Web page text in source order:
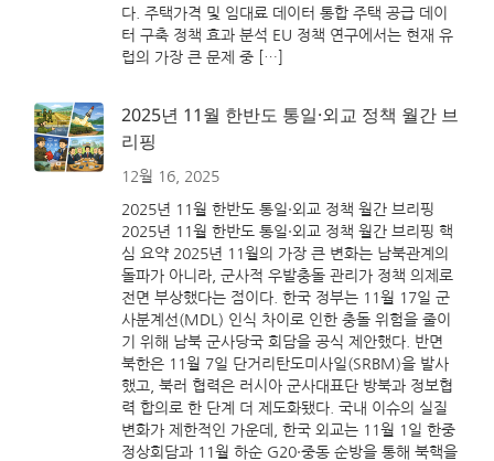
다. 주택가격 및 임대료 데이터 통합 주택 공급 데이
터 구축 정책 효과 분석 EU 정책 연구에서는 현재 유
럽의 가장 큰 문제 중 […]
2025년 11월 한반도 통일·외교 정책 월간 브
리핑
12월 16, 2025
2025년 11월 한반도 통일·외교 정책 월간 브리핑
2025년 11월 한반도 통일·외교 정책 월간 브리핑 핵
심 요약 2025년 11월의 가장 큰 변화는 남북관계의
돌파가 아니라, 군사적 우발충돌 관리가 정책 의제로
전면 부상했다는 점이다. 한국 정부는 11월 17일 군
사분계선(MDL) 인식 차이로 인한 충돌 위험을 줄이
기 위해 남북 군사당국 회담을 공식 제안했다. 반면
북한은 11월 7일 단거리탄도미사일(SRBM)을 발사
했고, 북러 협력은 러시아 군사대표단 방북과 정보협
력 합의로 한 단계 더 제도화됐다. 국내 이슈의 실질
변화가 제한적인 가운데, 한국 외교는 11월 1일 한중
정상회담과 11월 하순 G20·중동 순방을 통해 북핵을